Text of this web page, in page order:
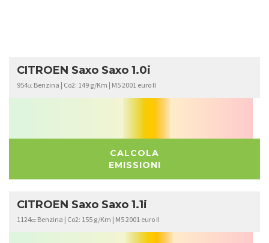
CITROEN Saxo Saxo 1.0i
954cc Benzina | Co2: 149 g/Km | M5 2001 euro II
CALCOLA
EMISSIONI
CITROEN Saxo Saxo 1.1i
1124cc Benzina | Co2: 155 g/Km | M5 2001 euro II